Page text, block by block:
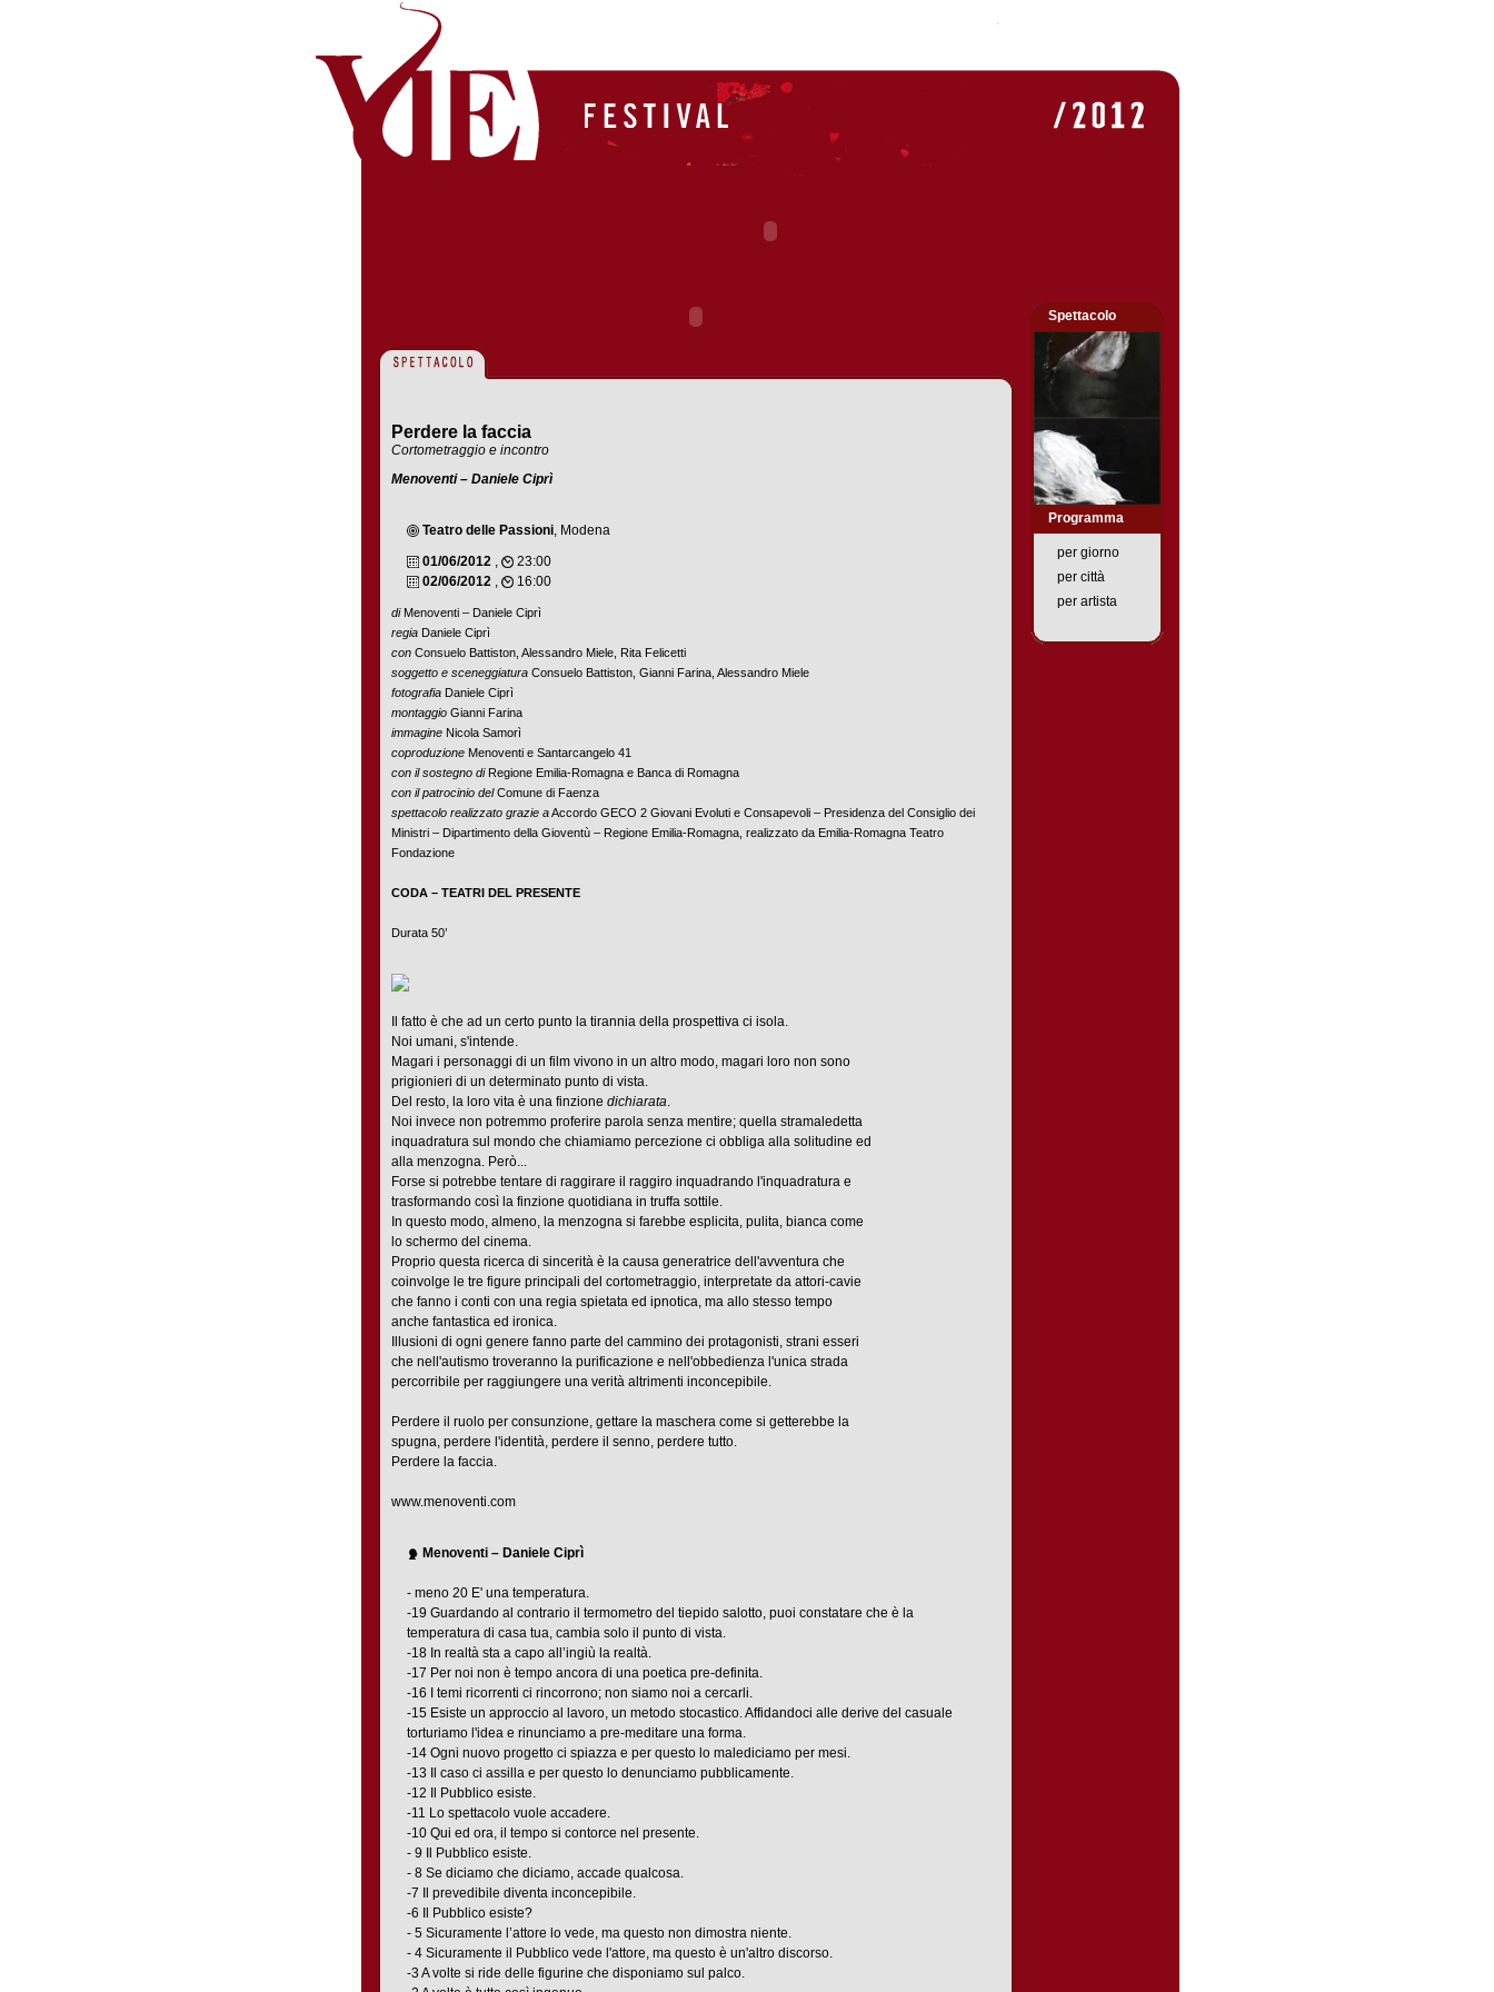
Perdere la faccia
Cortometraggio e incontro
Menoventi – Daniele Ciprì
Teatro delle Passioni, Modena
01/06/2012 ,
23:00
02/06/2012 , 16:00
diMenoventi – Daniele Ciprì
regia Daniele Ciprì
con Consuelo Battiston, Alessandro Miele, Rita Felicetti
soggetto e sceneggiatura Consuelo Battiston, Gianni Farina, Alessandro Miele
fotografia Daniele Ciprì
montaggio Gianni Farina
immagine Nicola Samorì
coproduzione Menoventi e Santarcangelo 41
con il sostegno diRegione Emilia-Romagna e Banca di Romagna
con il patrocinio delComune di Faenza
spettacolo realizzato grazie aAccordo GECO 2 Giovani Evoluti e Consapevoli – Presidenza del Consiglio dei
Ministri – Dipartimento della Gioventù – Regione Emilia-Romagna, realizzato da Emilia-Romagna Teatro
Fondazione
CODA – TEATRI DEL PRESENTE
Durata 50’
Il fatto è che ad un certo punto la tirannia della prospettiva ci isola.
Noi umani, s'intende.
Magari i personaggi di un film vivono in un altro modo, magari loro non sono
prigionieri di un determinato punto di vista.
Del resto, la loro vita è una finzione dichiarata.
Noi invece non potremmo proferire parola senza mentire; quella stramaledetta
inquadratura sul mondo che chiamiamo percezione ci obbliga alla solitudine ed
alla menzogna. Però...
Forse si potrebbe tentare di raggirare il raggiro inquadrando l'inquadratura e
trasformando così la finzione quotidiana in truffa sottile.
In questo modo, almeno, la menzogna si farebbe esplicita, pulita, bianca come
lo schermo del cinema.
Proprio questa ricerca di sincerità è la causa generatrice dell'avventura che
coinvolge le tre figure principali del cortometraggio, interpretate da attori-cavie
che fanno i conti con una regia spietata ed ipnotica, ma allo stesso tempo
anche fantastica ed ironica.
Illusioni di ogni genere fanno parte del cammino dei protagonisti, strani esseri
che nell'autismo troveranno la purificazione e nell'obbedienza l'unica strada
percorribile per raggiungere una verità altrimenti inconcepibile.
Perdere il ruolo per consunzione, gettare la maschera come si getterebbe la
spugna, perdere l'identità, perdere il senno, perdere tutto.
Perdere la faccia.
www.menoventi.com
Menoventi – Daniele Ciprì
- meno 20 E' una temperatura.
-19 Guardando al contrario il termometro del tiepido salotto, puoi constatare che è la
temperatura di casa tua, cambia solo il punto di vista.
-18 In realtà sta a capo all’ingiù la realtà.
-17 Per noi non è tempo ancora di una poetica pre-definita.
-16 I temi ricorrenti ci rincorrono; non siamo noi a cercarli.
-15 Esiste un approccio al lavoro, un metodo stocastico. Affidandoci alle derive del casuale
torturiamo l'idea e rinunciamo a pre-meditare una forma.
-14 Ogni nuovo progetto ci spiazza e per questo lo malediciamo per mesi.
-13 Il caso ci assilla e per questo lo denunciamo pubblicamente.
-12 Il Pubblico esiste.
-11 Lo spettacolo vuole accadere.
-10 Qui ed ora, il tempo si contorce nel presente.
- 9 Il Pubblico esiste.
- 8 Se diciamo che diciamo, accade qualcosa.
-7 Il prevedibile diventa inconcepibile.
-6 Il Pubblico esiste?
- 5 Sicuramente l’attore lo vede, ma questo non dimostra niente.
- 4 Sicuramente il Pubblico vede l'attore, ma questo è un'altro discorso.
-3 A volte si ride delle figurine che disponiamo sul palco.
Spettacolo
Programma
per giorno
per città
per artista